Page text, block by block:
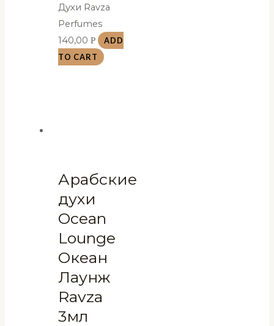
Духи Ravza
Perfumes
140,00Р
ADD
TO CART
Арабские
духи
Ocean
Lounge
Океан
Лаунж
Ravza
3мл